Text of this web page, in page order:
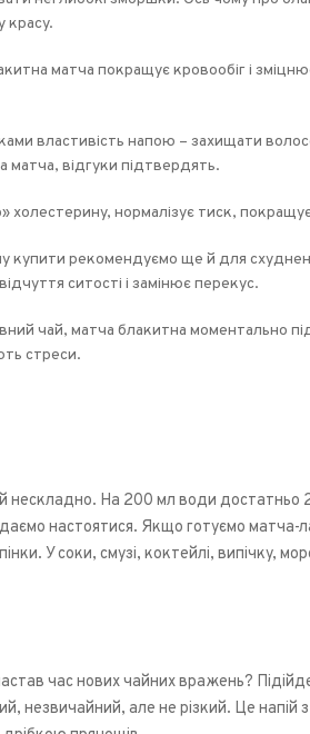
красу.
матча покращує кровообіг і
властивість напою – захищати
матча, відгуки підтвердять.
холестерину, нормалізує тиск,
купити рекомендуємо ще й для
ситості і замінює перекус.
чай, матча блакитна моментально
стреси.
нескладно. На 200 мл води
настоятися. Якщо готуємо матча-
У соки, смузі, коктейлі, випічку,
час нових чайних вражень?
незвичайний, але не різкий. Це напій з